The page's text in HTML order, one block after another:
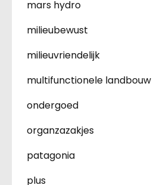
mars hydro
milieubewust
milieuvriendelijk
multifunctionele landbouw
ondergoed
organzazakjes
patagonia
plus